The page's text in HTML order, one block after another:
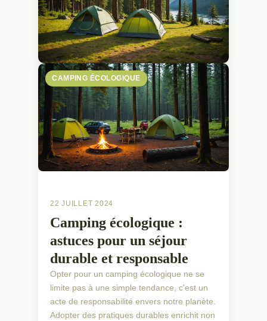
CAMPING ÉCOLOGIQUE
22 JUILLET 2024
Camping écologique :
astuces pour un séjour
durable et responsable
Opter pour un camping écologique ne se
limite pas à une simple tendance, c'est un
acte de responsabilité envers notre planète.
Adopter des pratiques durables enrichit non